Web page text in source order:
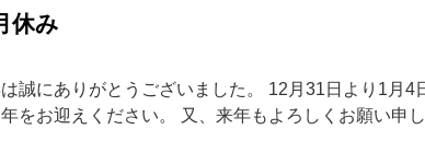
休み
誠にありがとうございました。 12月31日より1月4
をお迎えください。 又、来年もよろしくお願い申し